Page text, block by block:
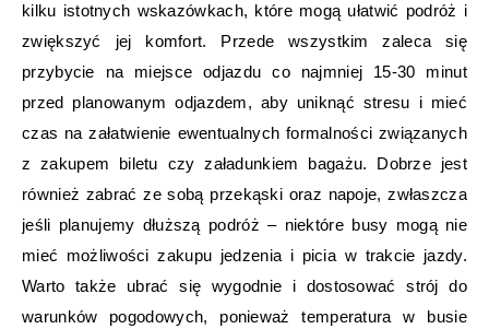
kilku istotnych wskazówkach, które mogą ułatwić podróż i
zwiększyć jej komfort. Przede wszystkim zaleca się
przybycie na miejsce odjazdu co najmniej 15-30 minut
przed planowanym odjazdem, aby uniknąć stresu i mieć
czas na załatwienie ewentualnych formalności związanych
z zakupem biletu czy załadunkiem bagażu. Dobrze jest
również zabrać ze sobą przekąski oraz napoje, zwłaszcza
jeśli planujemy dłuższą podróż – niektóre busy mogą nie
mieć możliwości zakupu jedzenia i picia w trakcie jazdy.
Warto także ubrać się wygodnie i dostosować strój do
warunków pogodowych, ponieważ temperatura w busie